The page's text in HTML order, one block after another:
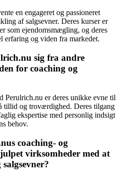
en engageret og passioneret
af salgsevner. Deres kurser er
som ejendomsmægling, og deres
erfaring og viden fra markedet.
sig fra andre
for coaching og
Perulrich.nu er deres unikke evne til
tillid og troværdighed. Deres tilgang
ekspertise med personlig indsigt
behov.
coaching- og
virksomheder med at